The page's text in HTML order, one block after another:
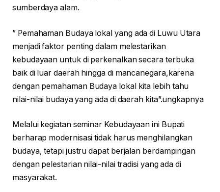
sumberdaya alam.
” Pemahaman Budaya lokal yang ada di Luwu Utara
menjadi faktor penting dalam melestarikan
kebudayaan untuk di perkenalkan secara terbuka
baik di luar daerah hingga di mancanegara,karena
dengan pemahaman Budaya lokal kita lebih tahu
nilai-nilai budaya yang ada di daerah kita”.ungkapnya
Melalui kegiatan seminar Kebudayaan ini Bupati
berharap modernisasi tidak harus menghilangkan
budaya, tetapi justru dapat berjalan berdampingan
dengan pelestarian nilai-nilai tradisi yang ada di
masyarakat.